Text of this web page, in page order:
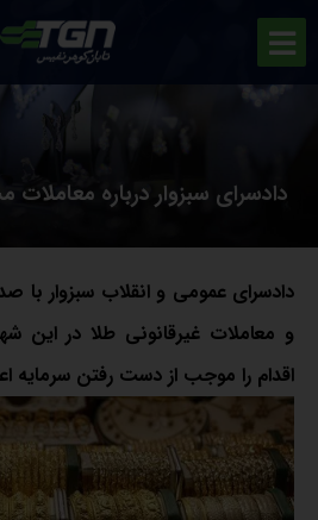
دادسرای سبزوار درباره
دادسرای عمومی و انقلاب سبزوار با
و معاملات غیرقانونی طلا در این
اقدام را موجب از دست رفتن سرمایه